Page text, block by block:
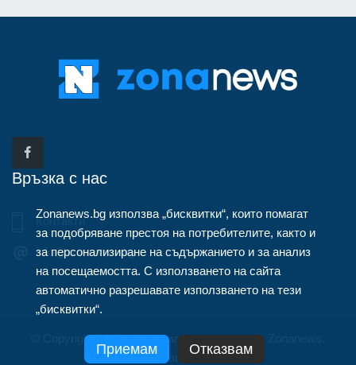
Връзка с нас
Контакти
info@zonanews.bg
© Copyright 2020, Информационна агенция Zonanews.
Всички права запазени.
Zonanews.bg използва „бисквитки“, които помагат
за подобряване престоя на потребителите, както и
за персонализиране на съдържанието и за анализ
на посещаемостта. С използването на сайта
автоматично разрешавате използването на тези
„бисквитки“.
Приемам Отказвам